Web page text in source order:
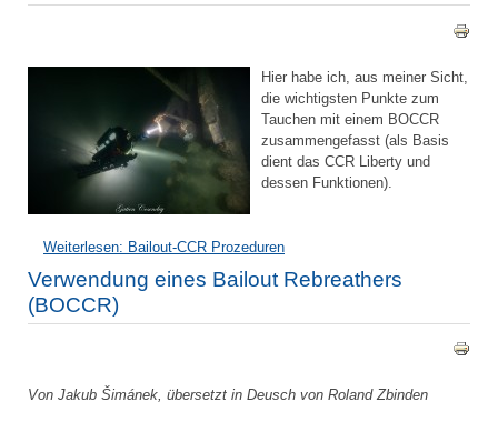
Hier habe ich, aus meiner Sicht,
die wichtigsten Punkte zum
Tauchen mit einem BOCCR
zusammengefasst (als Basis
dient das CCR Liberty und
dessen Funktionen).
Weiterlesen: Bailout-CCR Prozeduren
Verwendung eines Bailout Rebreathers
(BOCCR)
Von Jakub Šimánek, übersetzt in Deusch von Roland Zbinden